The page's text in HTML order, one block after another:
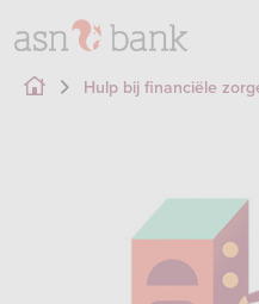
Hulp bij financiële